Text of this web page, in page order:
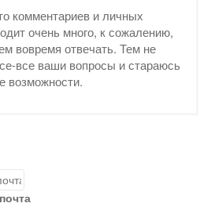
комментариев и личных
очень много, к сожалению,
вовремя отвечать. Тем не
все ваши вопросы и стараюсь
возможности.